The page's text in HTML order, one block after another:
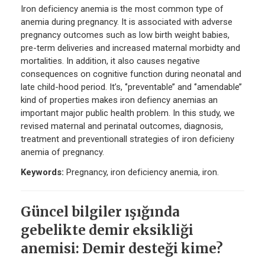
Iron deficiency anemia is the most common type of
anemia during pregnancy. It is associated with adverse
pregnancy outcomes such as low birth weight babies,
pre-term deliveries and increased maternal morbidty and
mortalities. In addition, it also causes negative
consequences on cognitive function during neonatal and
late child-hood period. It’s, ‘’preventable’’ and ‘’amendable’’
kind of properties makes iron defiency anemias an
important major public health problem. In this study, we
revised maternal and perinatal outcomes, diagnosis,
treatment and preventionall strategies of iron deficieny
anemia of pregnancy.
Keywords: Pregnancy, iron deficiency anemia, iron.
Güncel bilgiler ışığında
gebelikte demir eksikliği
anemisi: Demir desteği kime?